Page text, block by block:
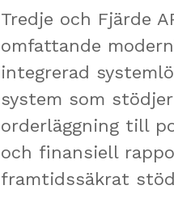
Tredje och Fjärde
omfattande
integrerad
system som
orderläggning till
och finansiell
framtidssäkrat